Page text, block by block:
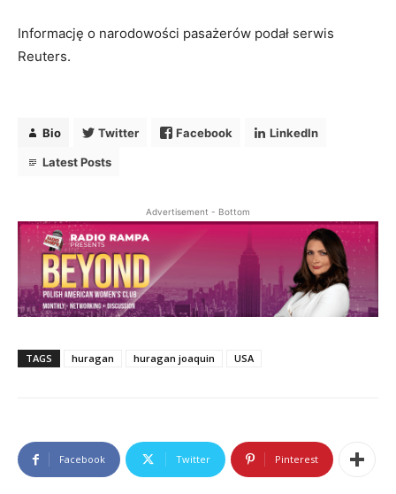
Informację o narodowości pasażerów podał serwis
Reuters.
Bio Twitter Facebook LinkedIn
Latest Posts
Advertisement - Bottom
TAGS huragan huragan joaquin USA
Facebook Twitter Pinterest